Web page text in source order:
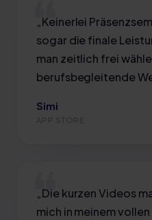
„Keinerlei
sogar die finale
man zeitlich frei
berufsbegleitende
Simi
APP STORE
„Die kurzen Videos
mich in meinem